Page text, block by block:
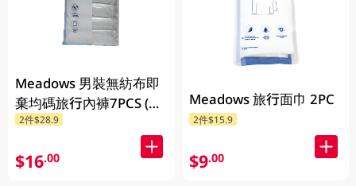
Meadows 男裝無紡布即
棄均碼旅行內褲7PCS (新
舊包裝隨機發貨)
2件$28.9
$16.00
Meadows 旅行面巾 2PC
2件$15.9
$9.00